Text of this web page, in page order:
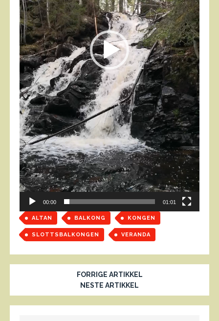
00:00 01:01
ALTAN BALKONG KONGEN
SLOTTSBALKONGEN VERANDA
FORRIGE ARTIKKEL
NESTE ARTIKKEL